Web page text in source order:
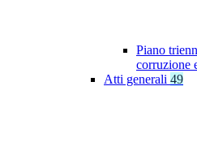
Piano
corruzione
Atti generali 49